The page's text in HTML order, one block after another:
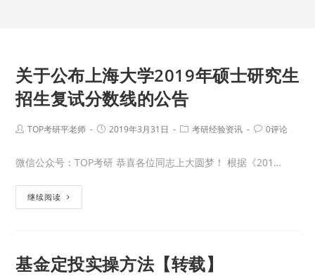
关于公布上海大学2019年硕士研究生
招生复试分数线的公告
TOP考研平老师 2019年3月31日 考研经验资讯 0评论
微信公众号：TOP考研 恭喜各位同志上大圆梦！ 根据《201…
继续阅读
基金定投实操方法【转载】